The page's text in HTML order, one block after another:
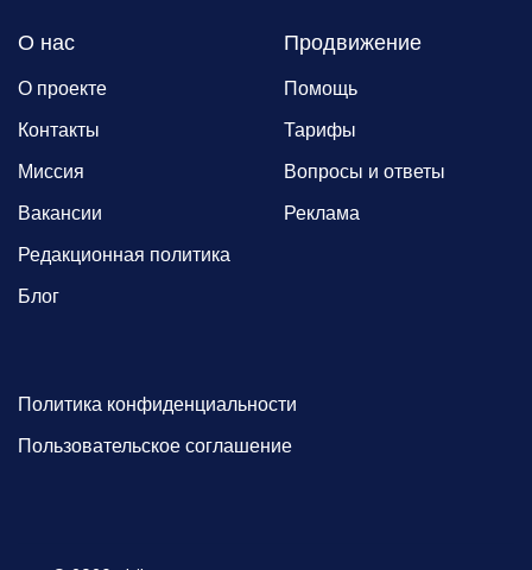
О нас
О проекте
Контакты
Миссия
Вакансии
Редакционная политика
Блог
Продвижение
Помощь
Тарифы
Вопросы и ответы
Реклама
Политика конфиденциальности
Пользовательское соглашение